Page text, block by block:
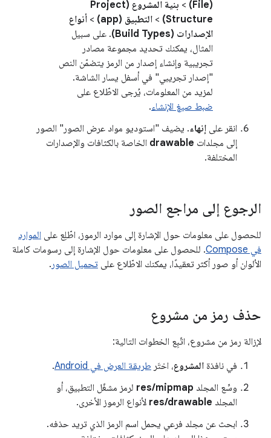
(File)
>
بنية المشروع (Project
Structure)
> التطبيق (app) > أنواع
الإصدارات (Build Types)
. على سبيل
المثال، يمكنك تحديد مجموعة مصادر
تجريبية وإنشاء إصدار من الرمز يتضمّن النص
"إصدار تجريبي" في أسفل يسار الشاشة.
لمزيد من المعلومات، يُرجى الاطّلاع على
ضبط صيغ الإنشاء.
انقر على إنهاء. يضيف "استوديو مواد عرض الصور" الصور
إلى مجلدات drawable الخاصة بالكثافات والإصدارات
المختلفة.
الرجوع إلى مراجع الصور
للحصول على معلومات حول الإشارة إلى موارد الرموز، اطّلِع على الموارد
في Compose
. للحصول على معلومات حول الإشارة إلى رسومات كاملة
الألوان أو صور أكثر تعقيدًا، يمكنك الاطّلاع على تحميل الصور .
حذف رمز من مشروع
لإزالة رمز من مشروع، اتّبِع الخطوات التالية:
في نافذة المشروع، اختَر طريقة العرض في Android
.
وسِّع المجلد res/mipmap لرمز مشغّل التطبيق، أو
المجلد res/drawable لأنواع الرموز الأخرى.
ابحث عن مجلد فرعي يحمل اسم الرمز الذي تريد حذفه.